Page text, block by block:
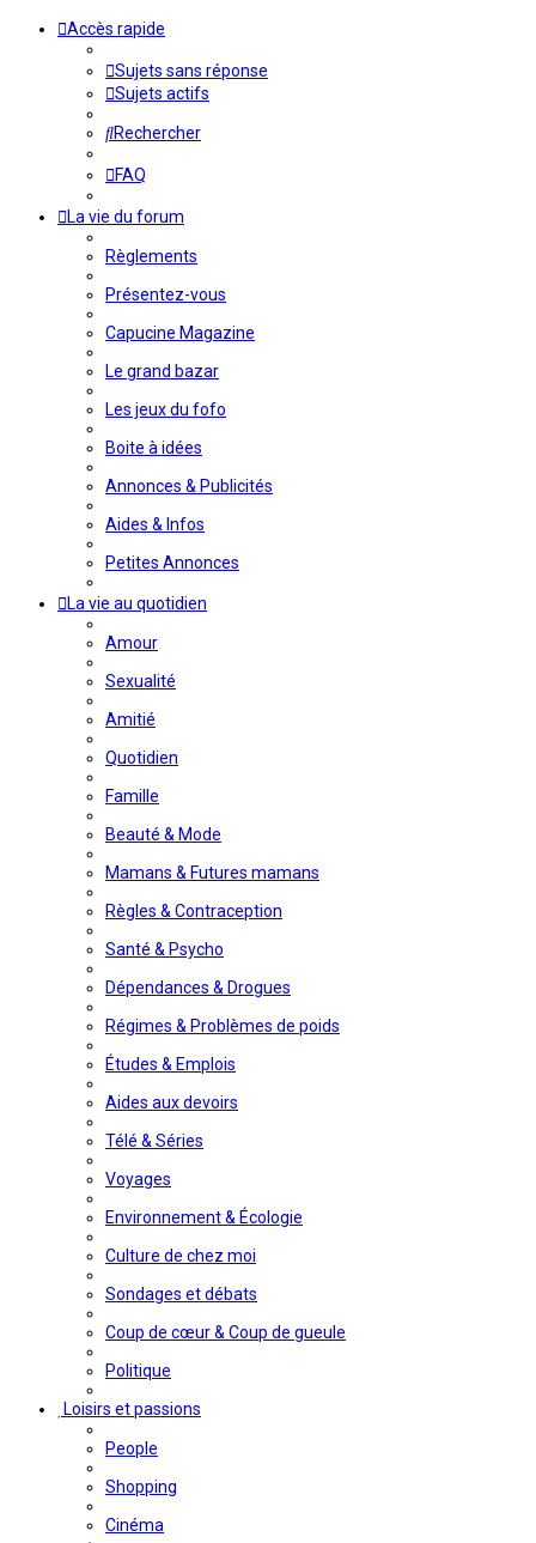
Accès rapide
Sujets sans réponse
Sujets actifs
Rechercher
FAQ
La vie du forum
Règlements
Présentez-vous
Capucine Magazine
Le grand bazar
Les jeux du fofo
Boite à idées
Annonces & Publicités
Aides & Infos
Petites Annonces
La vie au quotidien
Amour
Sexualité
Amitié
Quotidien
Famille
Beauté & Mode
Mamans & Futures mamans
Règles & Contraception
Santé & Psycho
Dépendances & Drogues
Régimes & Problèmes de poids
Études & Emplois
Aides aux devoirs
Télé & Séries
Voyages
Environnement & Écologie
Culture de chez moi
Sondages et débats
Coup de cœur & Coup de gueule
Politique
Loisirs et passions
People
Shopping
Cinéma